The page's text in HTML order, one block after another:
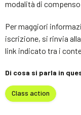
modalità di compenso
Per maggiori
iscrizione, si rinvia
link indicato tra i
Di cosa si parla in
Class action